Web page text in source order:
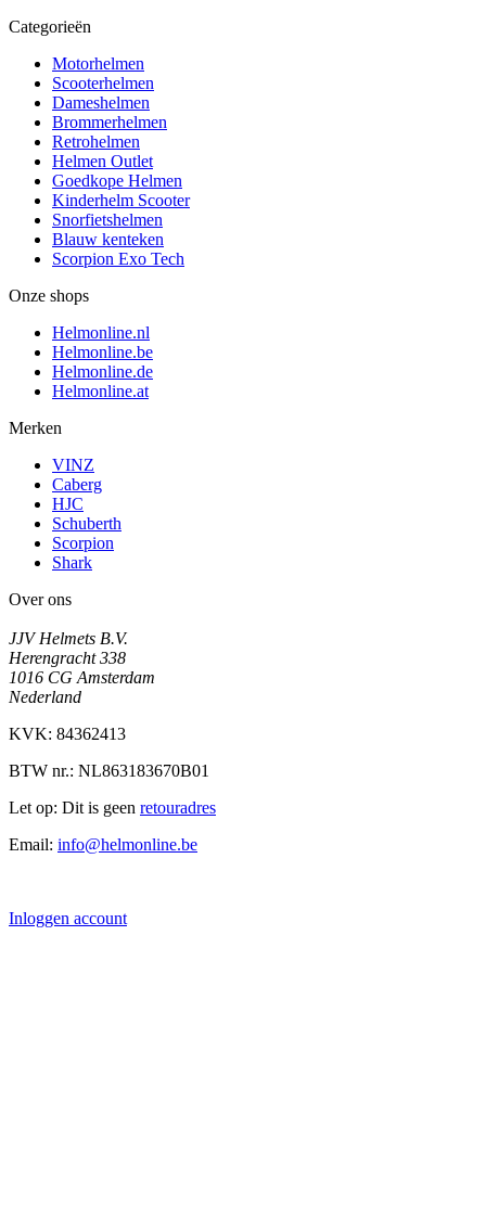
Categorieën
Motorhelmen
Scooterhelmen
Dameshelmen
Brommerhelmen
Retrohelmen
Helmen Outlet
Goedkope Helmen
Kinderhelm Scooter
Snorfietshelmen
Blauw kenteken
Scorpion Exo Tech
Onze shops
Helmonline.nl
Helmonline.be
Helmonline.de
Helmonline.at
Merken
VINZ
Caberg
HJC
Schuberth
Scorpion
Shark
Over ons
JJV Helmets B.V.
Herengracht 338
1016 CG Amsterdam
Nederland
KVK: 84362413
BTW nr.: NL863183670B01
Let op: Dit is geen retouradres
Email: info@helmonline.be
Inloggen account